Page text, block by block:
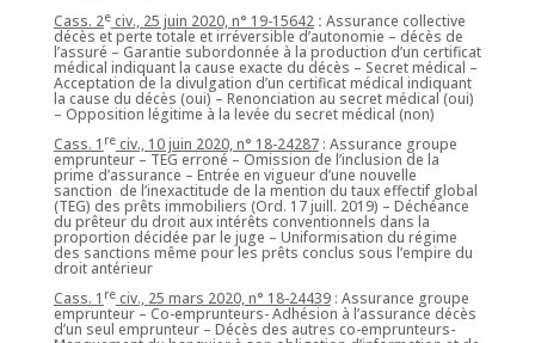
Cass. 2eciv., 25 juin 2020, n° 19-15642: Assurance collective
décès et perte totale et irréversible d’autonomie – décès de
l’assuré – Garantie subordonnée à la production d’un certificat
médical indiquant la cause exacte du décès – Secret médical –
Acceptation de la divulgation d’un certificat médical indiquant
la cause du décès (oui) – Renonciation au secret médical (oui)
– Opposition légitime à la levée du secret médical (non)
Cass. 1 reciv., 10 juin 2020, n° 18-24287: Assurance groupe
emprunteur – TEG erroné – Omission de l’inclusion de la
prime d’assurance – Entrée en vigueur d’une nouvelle
sanction de l’inexactitude de la mention du taux effectif global
(TEG) des prêts immobiliers (Ord. 17 juill. 2019) – Déchéance
du prêteur du droit aux intérêts conventionnels dans la
proportion décidée par le juge – Uniformisation du régime
des sanctions même pour les prêts conclus sous l’empire du
droit antérieur
Cass. 1 reciv., 25 mars 2020, n° 18-24439: Assurance groupe
emprunteur – Co-emprunteurs- Adhésion à l’assurance décès
d’un seul emprunteur – Décès des autres co-emprunteurs-